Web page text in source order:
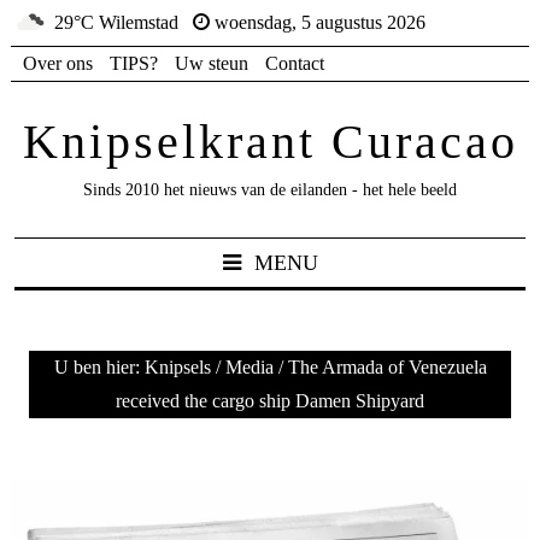
29°C Wilemstad
woensdag, 5 augustus 2026
Over ons
TIPS? Uw steun Contact
Knipselkrant Curacao
Sinds 2010 het nieuws van de eilanden - het hele beeld
MENU
U ben hier: Knipsels / Media / The Armada of Venezuela
received the cargo ship Damen Shipyard